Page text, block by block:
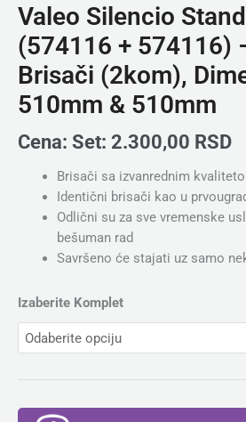
Valeo Silencio
(574116 + 574116)
Brisači (2kom),
510mm & 510mm
Cena: Set: 2.300,00 RSD
Brisači sa izvanrednim
Identični brisači kao u
Odlični su za sve vremenske
bešuman rad
Savršeno će stajati uz samo
Izaberite Komplet